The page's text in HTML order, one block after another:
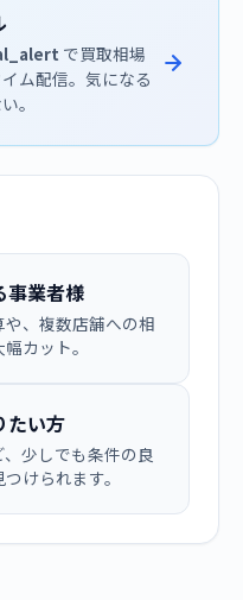
で買取相場
ム配信。気になる
。
事業者様
、複数店舗への相
カット。
たい方
少しでも条件の良
けられます。